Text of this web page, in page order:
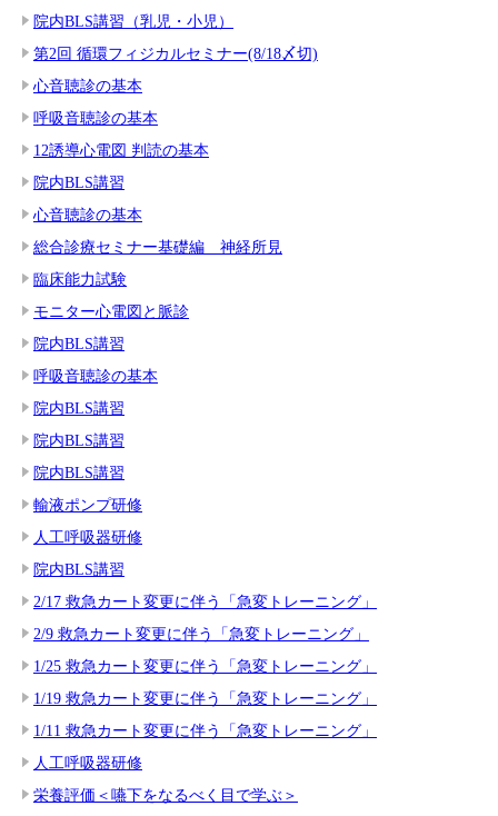
院内BLS講習（乳児・小児）
第2回 循環フィジカルセミナー(8/18〆切)
心音聴診の基本
呼吸音聴診の基本
12誘導心電図 判読の基本
院内BLS講習
心音聴診の基本
総合診療セミナー基礎編 神経所見
臨床能力試験
モニター心電図と脈診
院内BLS講習
呼吸音聴診の基本
院内BLS講習
院内BLS講習
院内BLS講習
輸液ポンプ研修
人工呼吸器研修
院内BLS講習
2/17 救急カート変更に伴う「急変トレーニング」
2/9 救急カート変更に伴う「急変トレーニング」
1/25 救急カート変更に伴う「急変トレーニング」
1/19 救急カート変更に伴う「急変トレーニング」
1/11 救急カート変更に伴う「急変トレーニング」
人工呼吸器研修
栄養評価＜嚥下をなるべく目で学ぶ＞